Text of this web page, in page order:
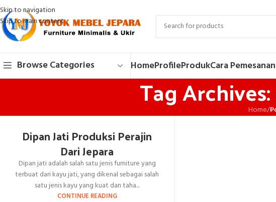
Skip to navigation
Skip to main content
Browse Categories HomeProfileProdukCara Pemesanan
Tag Home/
Dipan Jati Produksi Perajin
Dari Jepara
Dipan jati adalah salah satu jenis furniture yang
terbuat dari kayu jati, yang dikenal sebagai salah
satu jenis kayu yang kuat dan taha...
CONTINUE READING